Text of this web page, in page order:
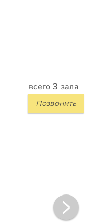
всего 3 зала
Позвонить